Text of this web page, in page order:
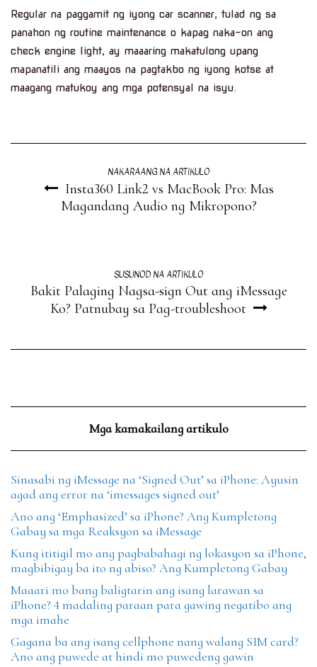
Regular na paggamit ng iyong car scanner, tulad ng sa
panahon ng routine maintenance o kapag naka-on ang
check engine light, ay maaaring makatulong upang
mapanatili ang maayos na pagtakbo ng iyong kotse at
maagang matukoy ang mga potensyal na isyu.
NAKARAANG NA ARTIKULO
Insta360 Link2 vs MacBook Pro: Mas
Magandang Audio ng Mikropono?
SUSUNOD NA ARTIKULO
Bakit Palaging Nagsa-sign Out ang iMessage
Ko? Patnubay sa Pag-troubleshoot
Mga kamakailang artikulo
Sinasabi ng iMessage na ‘Signed Out’ sa iPhone: Ayusin
agad ang error na ‘imessages signed out’
Ano ang ‘Emphasized’ sa iPhone? Ang Kumpletong
Gabay sa mga Reaksyon sa iMessage
Kung ititigil mo ang pagbabahagi ng lokasyon sa iPhone,
magbibigay ba ito ng abiso? Ang Kumpletong Gabay
Maaari mo bang baligtarin ang isang larawan sa
iPhone? 4 madaling paraan para gawing negatibo ang
mga imahe
Gagana ba ang isang cellphone nang walang SIM card?
Ano ang puwede at hindi mo puwedeng gawin